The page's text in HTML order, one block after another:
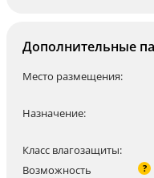
Дополнительные
Место размещения:
Назначение:
Класс влагозащиты:
Возможность
?